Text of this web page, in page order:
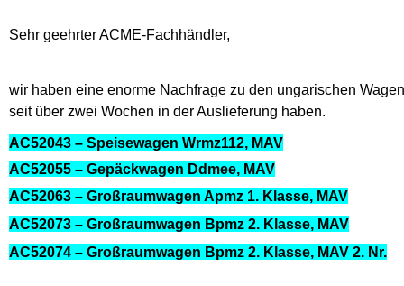
Sehr geehrter ACME-Fachhändler,
wir haben eine enorme Nachfrage zu den ungarischen
seit über zwei Wochen in der Auslieferung haben.
AC52043 – Speisewagen Wrmz112, MAV
AC52055 – Gepäckwagen Ddmee, MAV
AC52063 – Großraumwagen Apmz 1. Klasse, MAV
AC52073 – Großraumwagen Bpmz 2. Klasse, MAV
AC52074 – Großraumwagen Bpmz 2. Klasse, MAV 2. Nr.